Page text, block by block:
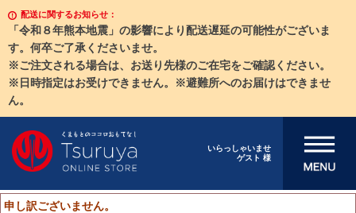
配送に関するお知らせ：
「令和８年熊本地震」の影響により配送遅延の可能性がございま
す。何卒ご了承くださいませ。
※ご注文される場合は、お送り先様のご在宅をご確認ください。
※日時指定はお受けできません。※避難所へのお届けはできませ
ん。
いらっしゃいませ
ゲスト 様
メニューを開
申し訳ございません。